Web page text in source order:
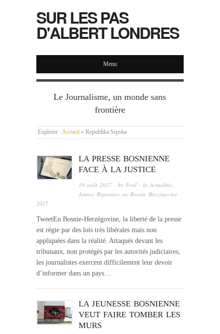
SUR LES PAS
D'ALBERT LONDRES
Menu
Le Journalisme, un monde sans
frontière
Explorer : Accueil » Republika Srpska
LA PRESSE BOSNIENNE
FACE À LA JUSTICE
19 août 2017 · byFred · inActualités,
Jeunes Reporters en Bosnie Herzégovine
2017
TweetEn Bosnie-Herzégovine, la liberté de la presse
est régie par des lois très libérales mais non
appliquées dans la réalité. Attaqués devant les
tribunaux, non protégés par les autorités judiciaires,
les journalistes exercent difficilement leur devoir
d’informer dans un pays…
LA JEUNESSE BOSNIENNE
VEUT FAIRE TOMBER LES
MURS